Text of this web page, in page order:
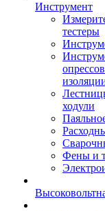
Инструмент
тестеры
ходули
Фены и